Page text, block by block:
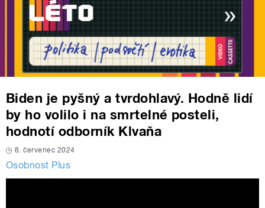
Biden je pyšný a tvrdohlavý. Hodně lidí
by ho volilo i na smrtelné posteli,
hodnotí odborník Klvaňa
8. červenec 2024
Osobnost Plus